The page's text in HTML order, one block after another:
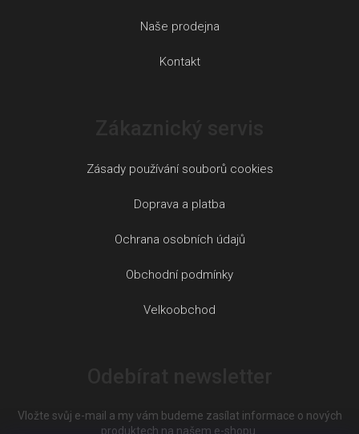
Naše prodejna
Kontakt
Zásady používání souborů cookies
Doprava a platba
Ochrana osobních údajů
Obchodní podmínky
Velkoobchod
Vložte svůj e-mail a my vám budeme zasílat informace o nových
produktech na našem e-shopu.